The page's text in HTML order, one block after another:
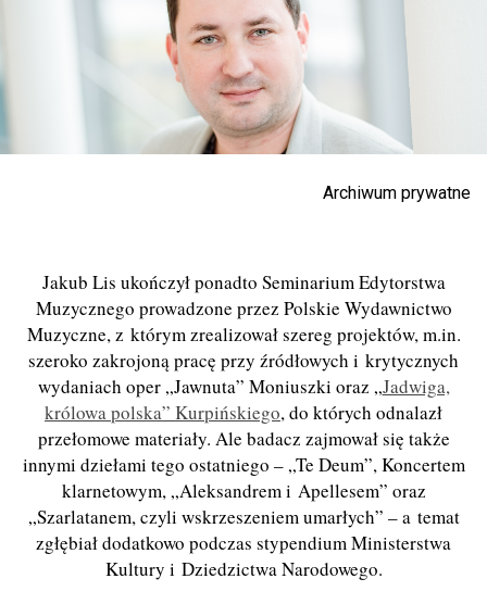
Archiwum prywatne
Jakub Lis ukończył ponadto Seminarium Edytorstwa
Muzycznego prowadzone przez Polskie Wydawnictwo
Muzyczne, z którym zrealizował szereg projektów, m.in.
szeroko zakrojoną pracę przy źródłowych i krytycznych
wydaniach oper „Jawnuta” Moniuszki oraz „Jadwiga,
królowa polska” Kurpińskiego, do których odnalazł
przełomowe materiały. Ale badacz zajmował się także
innymi dziełami tego ostatniego – „Te Deum”, Koncertem
klarnetowym, „Aleksandrem i Apellesem” oraz
„Szarlatanem, czyli wskrzeszeniem umarłych” – a temat
zgłębiał dodatkowo podczas stypendium Ministerstwa
Kultury i Dziedzictwa Narodowego.